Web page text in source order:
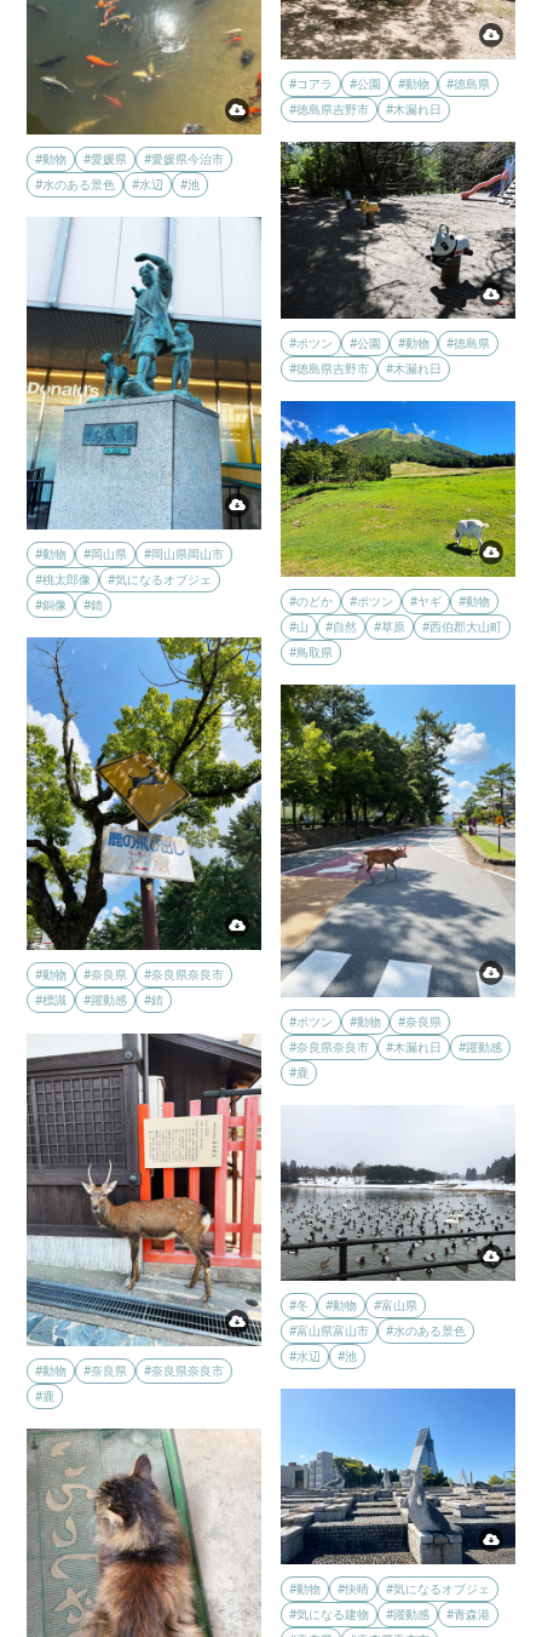
#動物 #愛媛県
#愛媛県今治市
#水のある景色
#水辺 #池
#コアラ #公園 #動物
#徳島県
#徳島県吉野市
#木漏れ日
#ポツン #公園 #動物
#徳島県
#徳島県吉野市
#木漏れ日
#動物 #岡山県
#岡山県岡山市
#桃太郎像
#気になるオブジェ
#銅像
#錆 #のどか #ポツン #ヤギ
#動物
#山
#自然 #草原
#西伯郡大山町
#鳥取県
#動物 #奈良県
#奈良県奈良市
#標識
#躍動感
#錆
#ポツン
#動物
#奈良県
#奈良県奈良市
#木漏れ日
#躍動感
#鹿
#動物 #奈良県
#奈良県奈良市
#鹿
#冬 #動物
#富山県
#富山県富山市
#水のある景色
#水辺
#池
#動物 #快晴
#気になるオブジェ
#気になる建物
#躍動感
#青森港